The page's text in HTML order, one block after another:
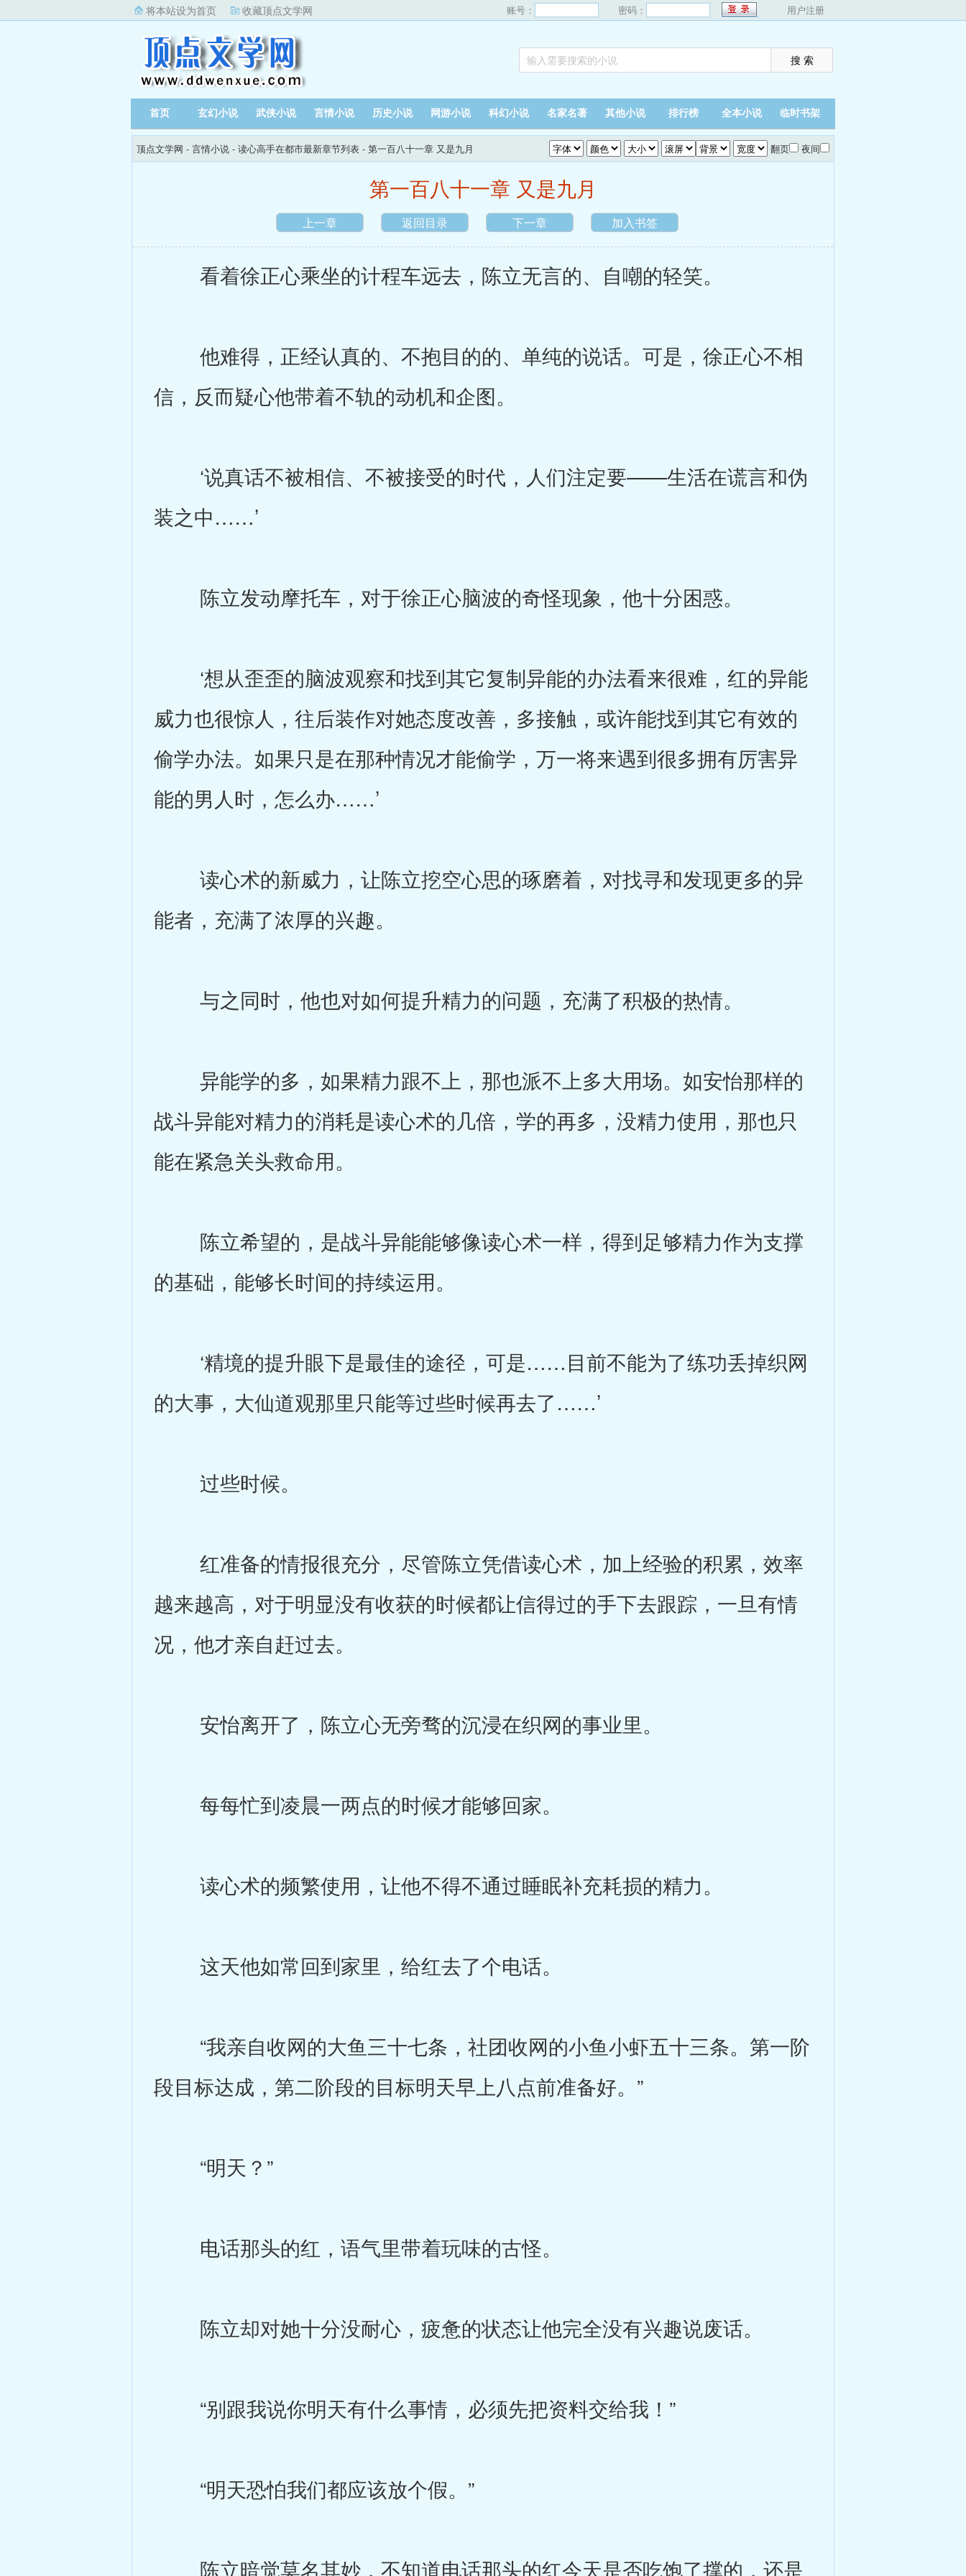
将本站设为首页 收藏顶点文学网 账号： 密码： 用户注册
首页 玄幻小说 武侠小说 言情小说 历史小说 网游小说 科幻小说 名家名著 其他小说 排行榜 全本小说 临时书架
顶点文学网 - 言情小说 - 读心高手在都市最新章节列表 - 第一百八十一章 又是九月 翻页 夜间
第一百八十一章 又是九月
上一章 返回目录 下一章 加入书签
看着徐正心乘坐的计程车远去，陈立无言的、自嘲的轻笑。
他难得，正经认真的、不抱目的的、单纯的说话。可是，徐正心不相
信，反而疑心他带着不轨的动机和企图。
‘说真话不被相信、不被接受的时代，人们注定要——生活在谎言和伪
装之中……’
陈立发动摩托车，对于徐正心脑波的奇怪现象，他十分困惑。
‘想从歪歪的脑波观察和找到其它复制异能的办法看来很难，红的异能
威力也很惊人，往后装作对她态度改善，多接触，或许能找到其它有效的
偷学办法。如果只是在那种情况才能偷学，万一将来遇到很多拥有厉害异
能的男人时，怎么办……’
读心术的新威力，让陈立挖空心思的琢磨着，对找寻和发现更多的异
能者，充满了浓厚的兴趣。
与之同时，他也对如何提升精力的问题，充满了积极的热情。
异能学的多，如果精力跟不上，那也派不上多大用场。如安怡那样的
战斗异能对精力的消耗是读心术的几倍，学的再多，没精力使用，那也只
能在紧急关头救命用。
陈立希望的，是战斗异能能够像读心术一样，得到足够精力作为支撑
的基础，能够长时间的持续运用。
‘精境的提升眼下是最佳的途径，可是……目前不能为了练功丢掉织网
的大事，大仙道观那里只能等过些时候再去了……’
过些时候。
红准备的情报很充分，尽管陈立凭借读心术，加上经验的积累，效率
越来越高，对于明显没有收获的时候都让信得过的手下去跟踪，一旦有情
况，他才亲自赶过去。
安怡离开了，陈立心无旁骛的沉浸在织网的事业里。
每每忙到凌晨一两点的时候才能够回家。
读心术的频繁使用，让他不得不通过睡眠补充耗损的精力。
这天他如常回到家里，给红去了个电话。
“我亲自收网的大鱼三十七条，社团收网的小鱼小虾五十三条。第一阶
段目标达成，第二阶段的目标明天早上八点前准备好。”
“明天？”
电话那头的红，语气里带着玩味的古怪。
陈立却对她十分没耐心，疲惫的状态让他完全没有兴趣说废话。
“别跟我说你明天有什么事情，必须先把资料交给我！”
“明天恐怕我们都应该放个假。”
陈立暗觉莫名其妙，不知道电话那头的红今天是否吃饱了撑的，还是